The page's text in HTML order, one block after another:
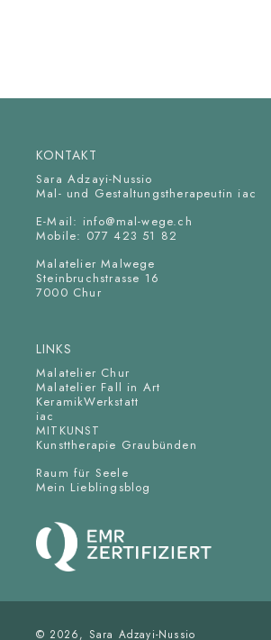
KONTAKT
Sara Adzayi-Nussio
Mal- und Gestaltungstherapeutin iac
E-Mail: info@mal-wege.ch
Mobile: 077 423 51 82
Malatelier Malwege
Steinbruchstrasse 16
7000 Chur
LINKS
Malatelier Chur
Malatelier Fall in Art
KeramikWerkstatt
iac
MITKUNST
Kunsttherapie Graubünden
Raum für Seele
Mein Lieblingsblog
© 2026, Sara Adzayi-Nussio